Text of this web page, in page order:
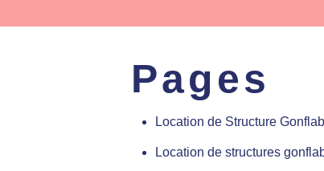
Pages
Location de Structure
Location de structures